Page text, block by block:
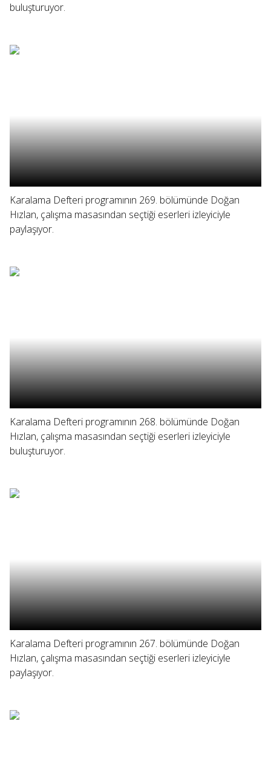
buluşturuyor.
Karalama Defteri programının 269. bölümünde Doğan
Hızlan, çalışma masasından seçtiği eserleri izleyiciyle
paylaşıyor.
Karalama Defteri programının 268. bölümünde Doğan
Hızlan, çalışma masasından seçtiği eserleri izleyiciyle
buluşturuyor.
Karalama Defteri programının 267. bölümünde Doğan
Hızlan, çalışma masasından seçtiği eserleri izleyiciyle
paylaşıyor.